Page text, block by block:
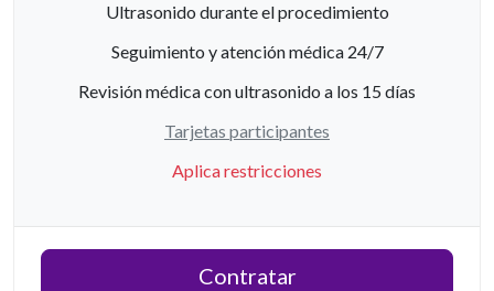
Ultrasonido durante el procedimiento
Seguimiento y atención médica 24/7
Revisión médica con ultrasonido a los 15 días
Tarjetas participantes
Aplica restricciones
Contratar